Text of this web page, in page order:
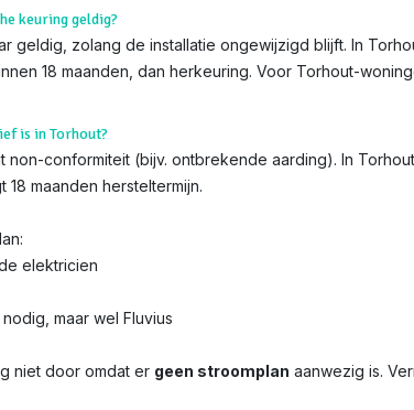
keuring geldig?
geldig, zolang de installatie ongewijzigd blijft. In
18 maanden, dan herkeuring. Voor Torhout-
is in Torhout?
non-conformiteit (bijv. ontbrekende aarding). In
maanden hersteltermijn.
elektricien
maar wel Fluvius
niet door omdat er geen stroomplan aanwezig is.